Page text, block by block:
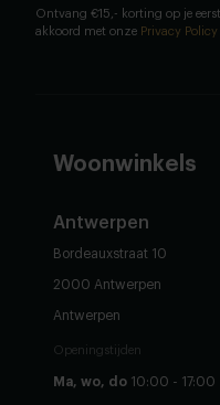
Ontvang €15,- korting op je
akkoord met onze Privacy Policy
Woonwinkels
Antwerpen
Bordeauxstraat 10
2000 Antwerpen
Antwerpen
Openingstijden
Ma, wo, do 10:00 - 17:00